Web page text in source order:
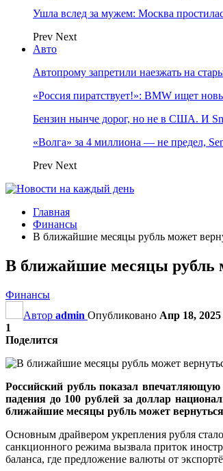
Ушла вслед за мужем: Москва
Prev Next
Авто
Автопрому запретили наезжать на
«Россия пиратствует!»: BMW ищет
Бензин нынче дорог, но не в США. И
«Волга» за 4 миллиона — не предел,
Prev Next
Главная
Финансы
В ближайшие месяцы рубль может
В ближайшие месяцы рубль
Финансы
Автор admin Опубликовано Апр 18, 2025
1
Поделится
Российский рубль показал
падения до 100 рублей за доллар
ближайшие месяцы рубль может
Основным драйвером укрепления рубля
санкционного режима вызвала приток
баланса, где предложение валюты от